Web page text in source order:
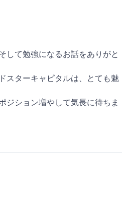
して勉強になるお話をありがと
スターキャピタルは、とても魅
ジション増やして気長に待ちま